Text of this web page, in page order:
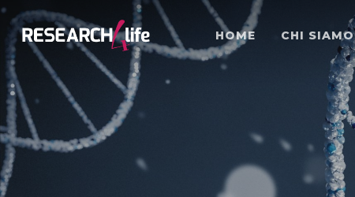
HOME CHI SIAMO